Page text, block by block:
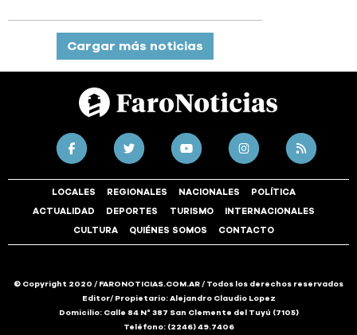
Cargar más noticias
LOCALES REGIONALES NACIONALES POLÍTICA
ACTUALIDAD DEPORTES TURISMO INTERNACIONALES
CULTURA QUIÉNES SOMOS CONTACTO
© Copyright 2020 / FARONOTICIAS.COM.AR / Todos los derechos reservados
Editor/ Propietario: Alejandro Claudio Lopez
Domicilio: Calle 84 N° 387 San Clemente del Tuyú (7105)
Teléfono: (2246) 49.7406